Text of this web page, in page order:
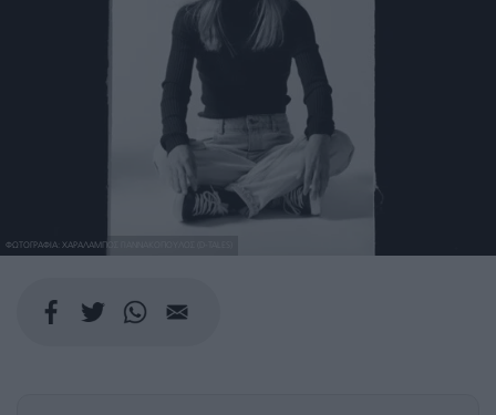
ΦΩΤΟΓΡΑΦΙΑ: ΧΑΡΑΛΑΜΠΟΣ ΓΙΑΝΝΑΚΟΠΟΥΛΟΣ (D-TALES)